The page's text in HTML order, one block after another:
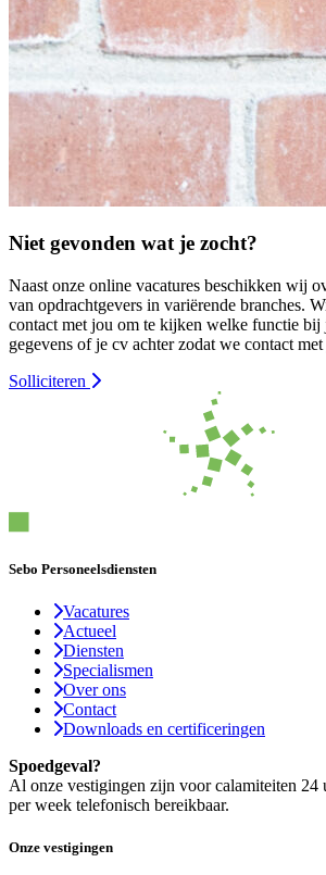
Niet gevonden wat je zocht?
Naast onze online vacatures beschikken wij
van opdrachtgevers in variërende branches.
contact met jou om te kijken welke functie bij
gegevens of je cv achter zodat we contact
Solliciteren
Sebo Personeelsdiensten
Vacatures
Actueel
Diensten
Specialismen
Over ons
Contact
Downloads en certificeringen
Spoedgeval?
Al onze vestigingen zijn voor calamiteiten 24
per week telefonisch bereikbaar.
Onze vestigingen